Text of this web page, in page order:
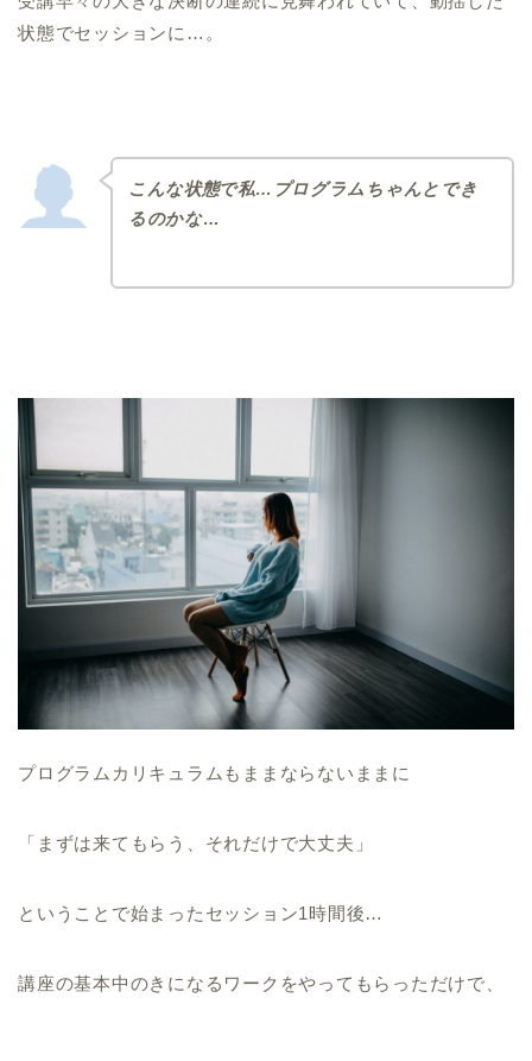
状態でセッションに…。
こんな状態で私…プログラムちゃんとでき
るのかな…
プログラムカリキュラムもままならないままに
「まずは来てもらう、それだけで大丈夫」
ということで始まったセッション1時間後…
講座の基本中のきになるワークをやってもらっただけで、